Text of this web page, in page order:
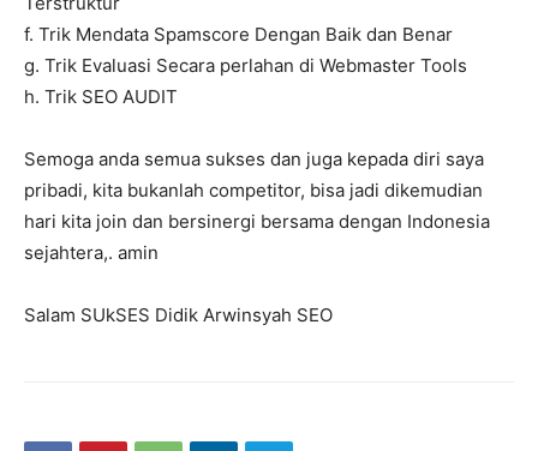
f. Trik Mendata Spamscore Dengan Baik dan Benar
g. Trik Evaluasi Secara perlahan di Webmaster Tools
h. Trik SEO AUDIT
Semoga anda semua sukses dan juga kepada diri saya
pribadi, kita bukanlah competitor, bisa jadi dikemudian
hari kita join dan bersinergi bersama dengan Indonesia
sejahtera,. amin
Salam SUkSES Didik Arwinsyah SEO